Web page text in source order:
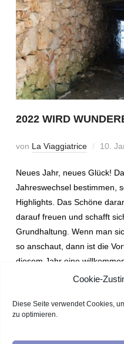
Cookie-
Diese Seite verwendet Cookies,
zu optimieren.
2022 WIRD
von La Viaggiatrice 10.
Neues Jahr, neues Glück!
Jahreswechsel bestimmen,
Highlights. Das Schöne
darauf freuen und schafft
Grundhaltung. Wenn man
so anschaut, dann ist die
diesem Jahr eine
WEITERLESEN